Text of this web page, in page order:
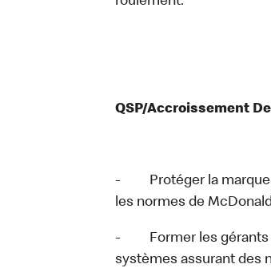
QSP/Accroissement
- Protéger la marque
les normes de
- Former les gérants
systèmes assurant des